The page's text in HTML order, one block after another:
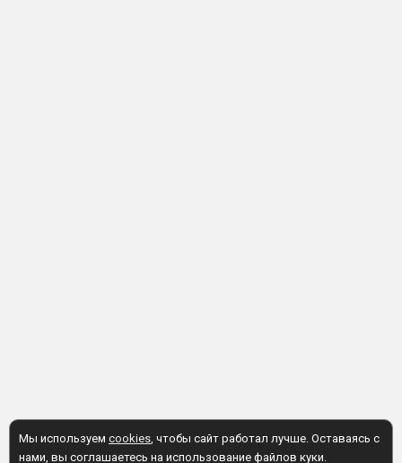
Мы используем cookies, чтобы сайт работал лучше. Оставаясь с
нами, вы соглашаетесь на использование файлов куки.